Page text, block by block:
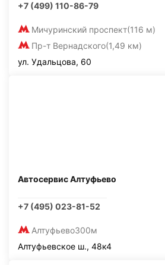
+7 (499) 110-86-79
Мичуринский проспект(116 м)
Пр-т Вернадского(1,49 км)
ул. Удальцова, 60
Автосервис Алтуфьево
+7 (495) 023-81-52
Алтуфьево300м
Алтуфьевское ш., 48к4